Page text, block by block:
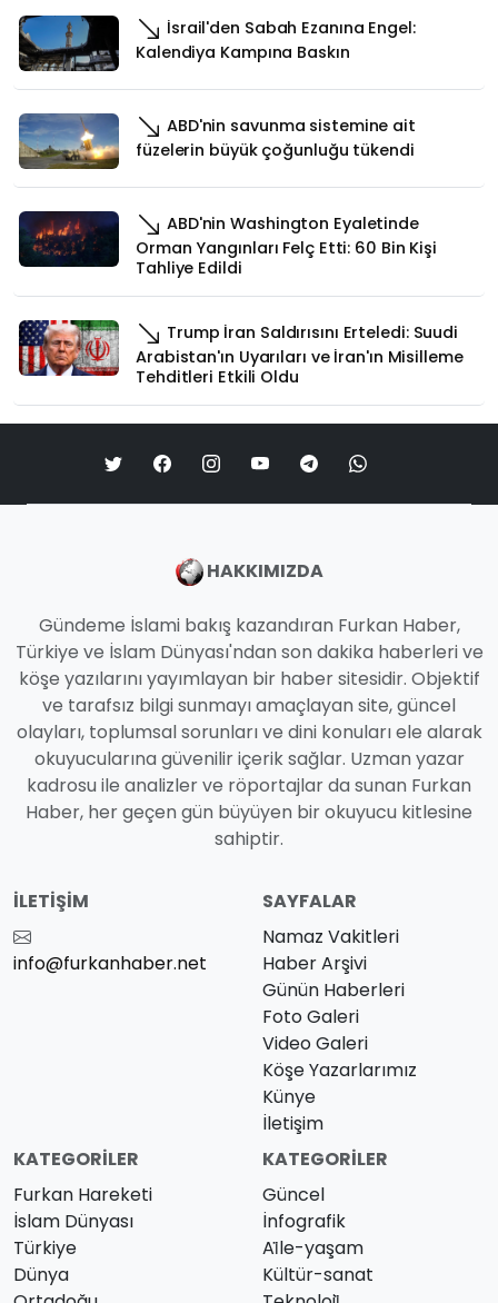
İsrail'den Sabah Ezanına Engel:
Kalendiya Kampına Baskın
ABD'nin savunma sistemine ait
füzelerin büyük çoğunluğu tükendi
ABD'nin Washington Eyaletinde
Orman Yangınları Felç Etti: 60 Bin Kişi
Tahliye Edildi
Trump İran Saldırısını Erteledi: Suudi
Arabistan'ın Uyarıları ve İran'ın Misilleme
Tehditleri Etkili Oldu
HAKKIMIZDA
Gündeme İslami bakış kazandıran Furkan Haber,
Türkiye ve İslam Dünyası'ndan son dakika haberleri ve
köşe yazılarını yayımlayan bir haber sitesidir. Objektif
ve tarafsız bilgi sunmayı amaçlayan site, güncel
olayları, toplumsal sorunları ve dini konuları ele alarak
okuyucularına güvenilir içerik sağlar. Uzman yazar
kadrosu ile analizler ve röportajlar da sunan Furkan
Haber, her geçen gün büyüyen bir okuyucu kitlesine
sahiptir.
İLETIŞIM
info@furkanhaber.net
SAYFALAR
Namaz Vakitleri
Haber Arşivi
Günün Haberleri
Foto Galeri
Video Galeri
Köşe Yazarlarımız
Künye
İletişim
KATEGORILER
Furkan Hareketi
İslam Dünyası
Türkiye
Dünya
KATEGORILER
Güncel
İnfografik
Ai̇le-yaşam
Kültür-sanat